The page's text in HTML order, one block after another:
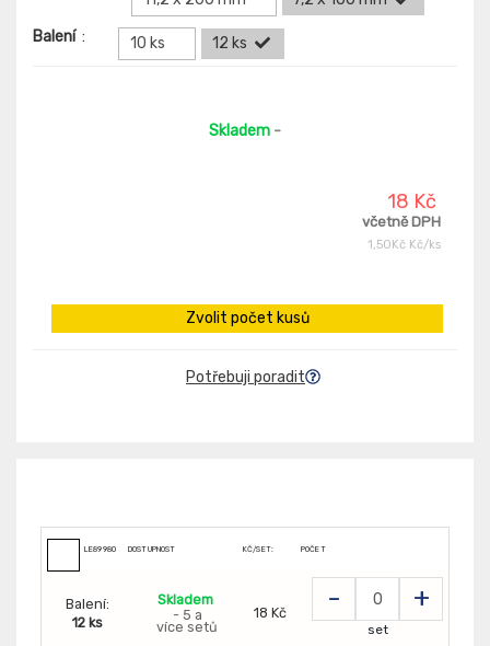
Balení : 10 ks 12 ks
Skladem -
18 Kč
včetně DPH
1,50Kč Kč/ks
Zvolit počet kusů
Potřebuji poradit
LE89980 DOSTUPNOST KČ/SET: POČET
Balení:
12 ks
Skladem
- 5 a
více setů
18 Kč - +
set